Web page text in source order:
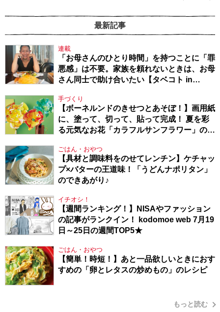
最新記事
連載
「お母さんのひとり時間」を持つことに「罪
悪感」は不要。家族を頼れないときは、お母
さん同士で助け合いたい【タベコト in
手づくり
【ボーネルンドのきせつとあそぼ！】画用紙
に、塗って、切って、貼って完成！ 夏を彩
る元気なお花「カラフルサンフラワー」の作
ごはん・おやつ
【具材と調味料をのせてレンチン】ケチャッ
プ×バターの王道味！「うどんナポリタン」
のできあがり♪
イチオシ！
【週間ランキング！】NISAやファッション
の記事がランクイン！ kodomoe web 7月19
日～25日の週間TOP5★
ごはん・おやつ
【簡単！時短！】あと一品欲しいときにおす
すめの「卵とレタスの炒めもの」のレシピ
もっと読む